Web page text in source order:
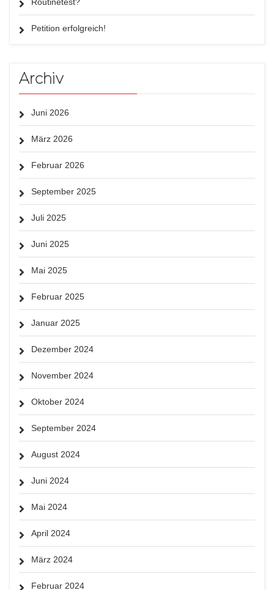
Petition erfolgreich!
Archiv
Juni 2026
März 2026
Februar 2026
September 2025
Juli 2025
Juni 2025
Mai 2025
Februar 2025
Januar 2025
Dezember 2024
November 2024
Oktober 2024
September 2024
August 2024
Juni 2024
Mai 2024
April 2024
März 2024
Februar 2024